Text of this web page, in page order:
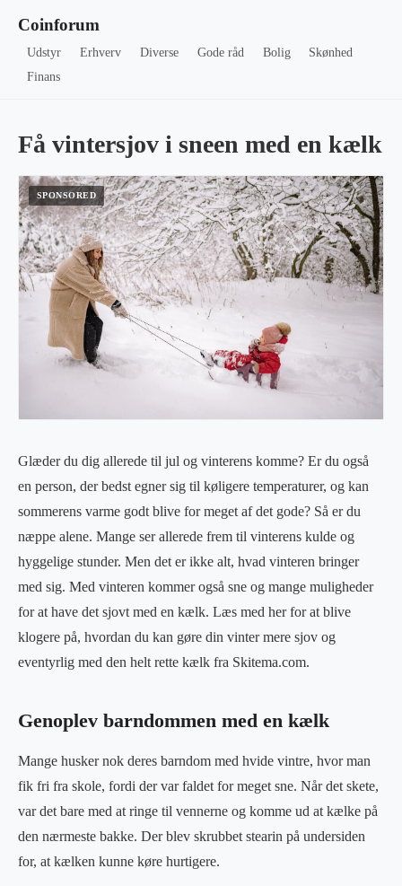
Coinforum
Udstyr Erhverv Diverse Gode råd Bolig
Skønhed
Finans
Få vintersjov i sneen med en kælk
Glæder du dig allerede til jul og vinterens komme? Er du også
en person, der bedst egner sig til køligere temperaturer, og kan
sommerens varme godt blive for meget af det gode? Så er du
næppe alene. Mange ser allerede frem til vinterens kulde og
hyggelige stunder. Men det er ikke alt, hvad vinteren bringer
med sig. Med vinteren kommer også sne og mange muligheder
for at have det sjovt med en kælk. Læs med her for at blive
klogere på, hvordan du kan gøre din vinter mere sjov og
eventyrlig med den helt rette kælk fra Skitema.com.
Genoplev barndommen med en kælk
Mange husker nok deres barndom med hvide vintre, hvor man
fik fri fra skole, fordi der var faldet for meget sne. Når det skete,
var det bare med at ringe til vennerne og komme ud at kælke på
den nærmeste bakke. Der blev skrubbet stearin på undersiden
for, at kælken kunne køre hurtigere.